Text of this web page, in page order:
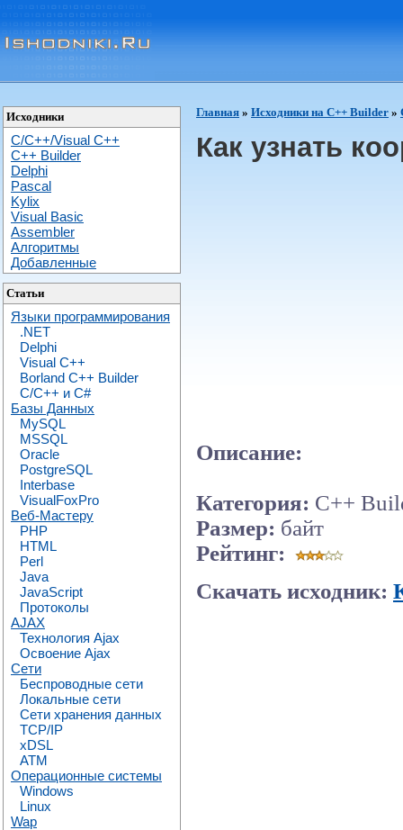
Исходники
C/C++/Visual C++
С++ Builder
Delphi
Pascal
Kylix
Visual Basic
Assembler
Алгоритмы
Добавленные
Статьи
Языки программирования
.NET
Delphi
Visual C++
Borland C++ Builder
C/С++ и C#
Базы Данных
MySQL
MSSQL
Oracle
PostgreSQL
Interbase
VisualFoxPro
Веб-Мастеру
PHP
HTML
Perl
Java
JavaScript
Протоколы
AJAX
Технология Ajax
Освоение Ajax
Сети
Беспроводные сети
Локальные сети
Сети хранения данных
TCP/IP
xDSL
ATM
Операционные системы
Windows
Linux
Wap
Главная » Исходники на С++ Builder »
Как узнать
Описание:
Категория: C++
Размер: байт
Рейтинг:
Скачать исходник: